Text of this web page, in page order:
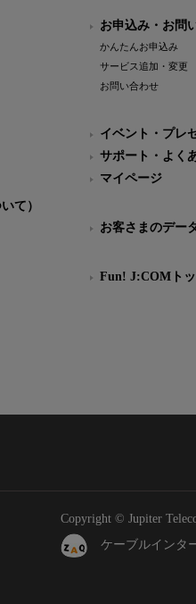
て）
お申込み・お問
かんたんお申込み
サービス追加・変更
お問い合わせ
イベント・プレ
サポート・よく
マイページ
お客さまのデー
Fun! J:COMト
Copyright © Jupiter
ケーブルインタ